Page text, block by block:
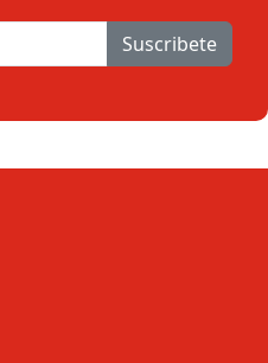
Suscribete